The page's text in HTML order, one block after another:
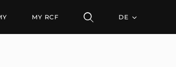
MY RCF DE